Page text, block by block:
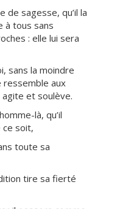
de sagesse, qu’il la
à tous sans
: elle lui sera
sans la moindre
ressemble aux
et soulève.
là, qu’il
ce soit,
toute sa
tire sa fierté